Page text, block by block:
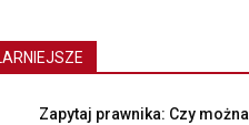
Zapytaj prawnika: Czy można